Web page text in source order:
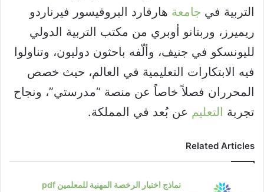
التربية في جامعة هارفارد البروفيسور فيرناردو
ريميرز، وربتانو أوبري من مكتب التربية الدولي
لليونسكو في جنيف، وألّفه باحثون دوليون، وتناولوا
فيه الابتكارات التعليمية في العالم، حيث خصص
المحرران فصلاً خاصاً عن منصة “مدرستي”، ونجاح
تجربة التعليم عن بُعد في المملكة.
Related Articles
نماذج اختبار الرخصة المهنية للمعلمين pdf